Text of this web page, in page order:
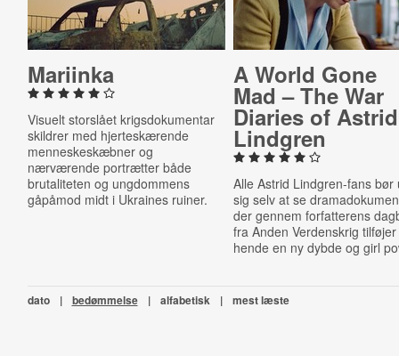
Mariinka
Visuelt storslået krigsdokumentar
skildrer med hjerteskærende
menneskeskæbner og
nærværende portrætter både
brutaliteten og ungdommens
gåpåmod midt i Ukraines ruiner.
A World Gone
Mad – The War
Diaries of Astrid
Lindgren
Alle Astrid Lindgren-fans bør
sig selv at se
der gennem forfatterens
fra Anden Verdenskrig tilføjer
hende en ny dybde og girl
dato | bedømmelse | alfabetisk | mest læste